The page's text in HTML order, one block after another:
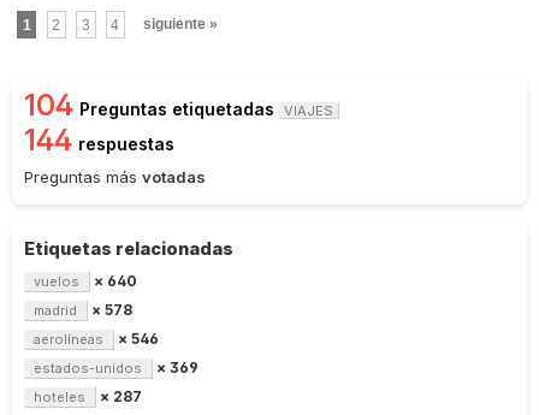
1 2 3 4 siguiente »
104 Preguntas etiquetadas VIAJES
144 respuestas
Preguntas más votadas
Etiquetas relacionadas
vuelos × 640
madrid × 578
aerolíneas × 546
estados-unidos × 369
hoteles × 287